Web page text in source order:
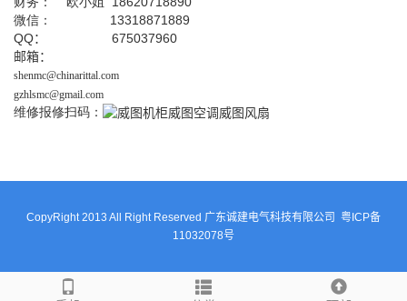
微信： 13318871889
QQ： 675037960
邮箱：
shenmc@chinarittal.com
gzhlsmc@gmail.com
维修报修扫码：
CopyRight 2013 All Right Reserved 广东诚建电气科技有限公司 粤ICP备
11032078号